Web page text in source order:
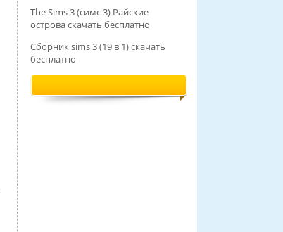
The Sims 3 (симс 3) Райские
острова скачать бесплатно
Сборник sims 3 (19 в 1) скачать
бесплатно